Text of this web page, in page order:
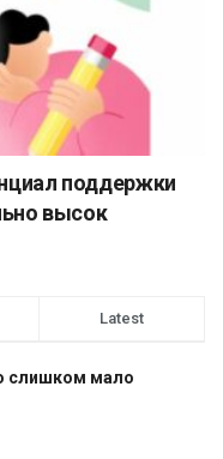
поддержки
высок
Latest
слишком мало